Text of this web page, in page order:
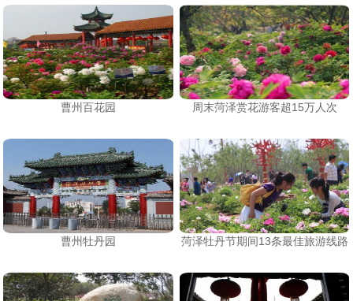
曹州百花园 周末菏泽赏花游客超15万人次
曹州牡丹园 菏泽牡丹节期间13条最佳旅游线路